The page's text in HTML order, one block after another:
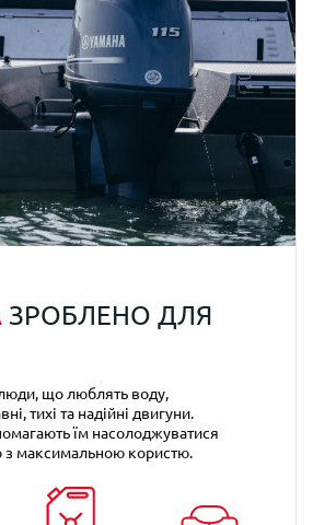
ЗРОБЛЕНО ДЛЯ
люди, що люблять воду,
тихі та надійні двигуни.
їм насолоджуватися
максимальною користю.